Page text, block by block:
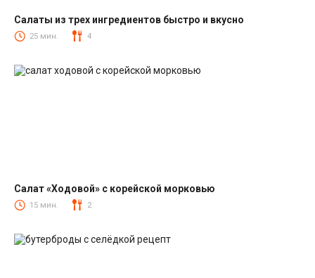
Салаты
Салаты из трех ингредиентов быстро и вкусно
25 мин. 4
Салаты с корейской морковкой
Салат «Ходовой» с корейской морковью
15 мин. 2